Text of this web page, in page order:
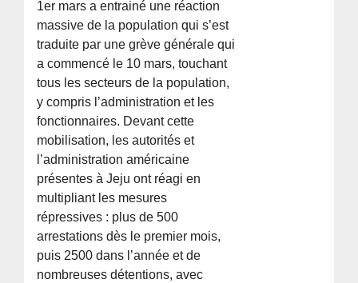
1er mars a entrainé une réaction
massive de la population qui s’est
traduite par une grève générale qui
a commencé le 10 mars, touchant
tous les secteurs de la population,
y compris l’administration et les
fonctionnaires. Devant cette
mobilisation, les autorités et
l’administration américaine
présentes à Jeju ont réagi en
multipliant les mesures
répressives : plus de 500
arrestations dès le premier mois,
puis 2500 dans l’année et de
nombreuses détentions, avec